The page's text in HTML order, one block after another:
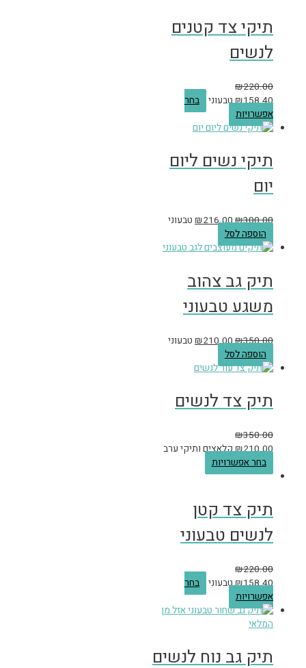
תיקי צד קטנים
לנשים
₪220.00
₪158.40 טבעוני
בחר
אפשרויות
תיקי נשים ליום
יום
₪300.00
₪216.00
טבעוני
הוספה לסל
תיק גב צהוב
משגע טבעוני
₪350.00
₪210.00
טבעוני
הוספה לסל
תיק צד לנשים
₪350.00
₪210.00
קלאצים ותיקי ערב
בחר אפשרויות
תיק צד קטן
לנשים טבעוני
₪220.00
₪158.40 טבעוני
בחר
אפשרויות
אזל מן
המלאי
תיק גב נוח לנשים